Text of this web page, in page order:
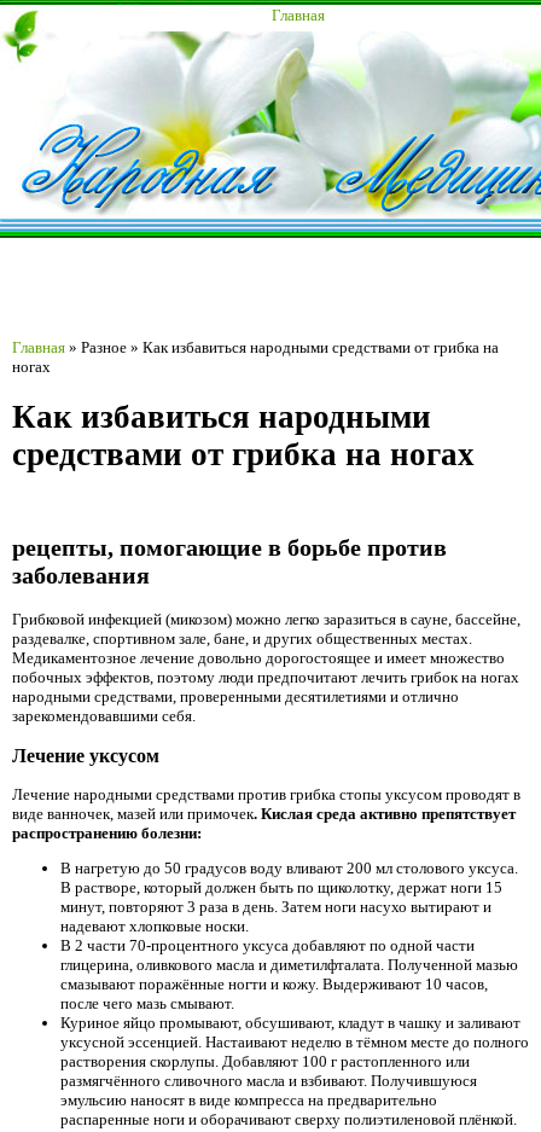
Главная
Главная » Разное » Как избавиться народными средствами от грибка на
ногах
Как избавиться народными
средствами от грибка на ногах
рецепты, помогающие в борьбе против
заболевания
Грибковой инфекцией (микозом) можно легко заразиться в сауне, бассейне,
раздевалке, спортивном зале, бане, и других общественных местах.
Медикаментозное лечение довольно дорогостоящее и имеет множество
побочных эффектов, поэтому люди предпочитают лечить грибок на ногах
народными средствами, проверенными десятилетиями и отлично
зарекомендовавшими себя.
Лечение уксусом
Лечение народными средствами против грибка стопы уксусом проводят в
виде ванночек, мазей или примочек. Кислая среда активно препятствует
распространению болезни:
В нагретую до 50 градусов воду вливают 200 мл столового уксуса.
В растворе, который должен быть по щиколотку, держат ноги 15
минут, повторяют 3 раза в день. Затем ноги насухо вытирают и
надевают хлопковые носки.
В 2 части 70-процентного уксуса добавляют по одной части
глицерина, оливкового масла и диметилфталата. Полученной мазью
смазывают поражённые ногти и кожу. Выдерживают 10 часов,
после чего мазь смывают.
Куриное яйцо промывают, обсушивают, кладут в чашку и заливают
уксусной эссенцией. Настаивают неделю в тёмном месте до полного
растворения скорлупы. Добавляют 100 г растопленного или
размягчённого сливочного масла и взбивают. Получившуюся
эмульсию наносят в виде компресса на предварительно
распаренные ноги и оборачивают сверху полиэтиленовой плёнкой.